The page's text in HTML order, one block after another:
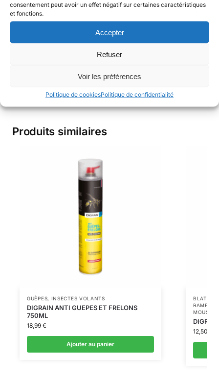
consentement peut avoir un effet négatif sur certaines caractéristiques
et fonctions.
Accepter
Refuser
Voir les préférences
Politique de cookiesPolitique de confidentialité
professionnels, les collectivités ou les entreprises
ayant besoin de gérer les nuisances des guêpes et
pratique et sa capacité de collecte importante
installer plusieurs pièges, optimisant ainsi le temps et
N’hésitez pas a nous contacter en cas de questions
Produits similaires
GUÊPES, INSECTES VOLANTS
DIGRAIN ANTI GUEPES ET FRELONS
750ML
18,99 €
Ajouter au panier
BLATTES
12,50